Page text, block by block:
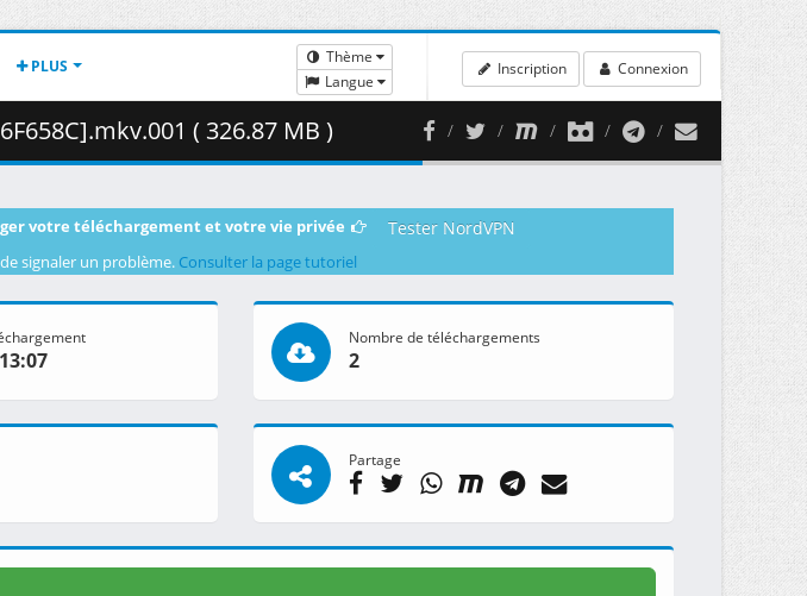
PLUS
Thème
Langue
Inscription Connexion
( 326.87 MB )
votre téléchargement et votre vie privée Tester NordVPN
signaler un problème. Consulter la page tutoriel
Nombre de téléchargements
2
Partage